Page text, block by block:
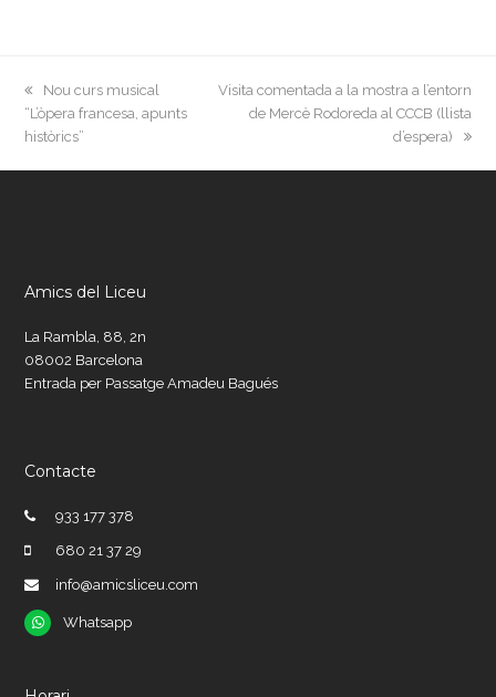
previous
post:
Nou curs musical
“L’òpera francesa, apunts
històrics”
next
Visita comentada a la mostra a l’entorn
de Mercè Rodoreda al CCCB (llista
d’espera)
Amics del Liceu
La Rambla, 88, 2n
08002 Barcelona
Entrada per Passatge Amadeu Bagués
Contacte
933 177 378
680 21 37 29
info@amicsliceu.com
Whatsapp
Whatsapp